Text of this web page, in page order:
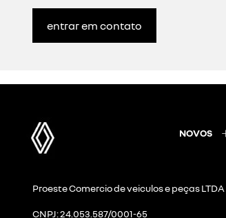
manutenção em veículos
financiamento especializado e
plano exclusivo de manutenção
test drive específico para